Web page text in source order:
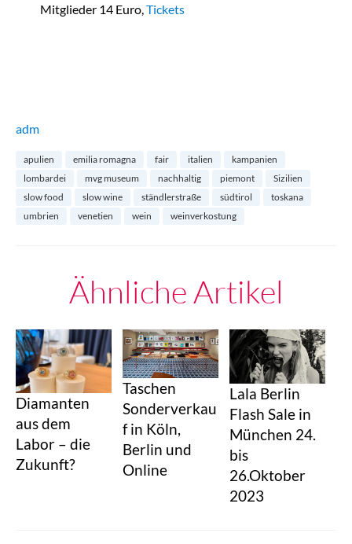
Mitglieder 14 Euro,Tickets
adm
apulien emilia romagna fair italien
kampanien
lombardei
mvg museum nachhaltig piemont
Sizilien
slow food
slow wine ständlerstraße südtirol
toskana
umbrien
venetien wein weinverkostung
Ähnliche Artikel
Diamanten
aus dem
Labor – die
Zukunft?
Taschen
Sonderverkau
f in Köln,
Berlin und
Online
Lala Berlin
Flash Sale in
München 24.
bis
26.Oktober
2023